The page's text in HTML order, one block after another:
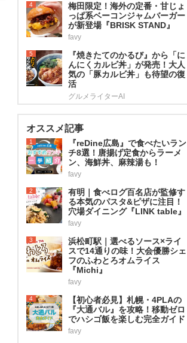
4
梅田限定！海外の定番・甘じょ
っぱ系ベーコンジャムバーガー
が新登場『BRISK STAND』
favy
5
『焼きたてのかるび』から「に
んにくカルビ丼」が発売！大人
気の「豚カルビ丼」も待望の復
活
グルメライターAI
オススメ記事
1
『reDine広島』で食べたいラン
チ8選！唐揚げ定食からラーメ
ン、海鮮丼、麻辣湯も！
favy
2
有明｜食べログ百名店が監修す
る本気のパスタ&ピザに注目！
穴場ダイニング『LINK table』
favy
3
浜松町駅｜選べるソース×ライ
スで14通りの味！大会優勝シェ
フのふわとろオムライス
『Michi』
favy
4
【初心者必見】札幌・4PLAの
『大通バル』を攻略！移動ゼロ
でハシゴ飯を楽しむ完全ガイド
favy